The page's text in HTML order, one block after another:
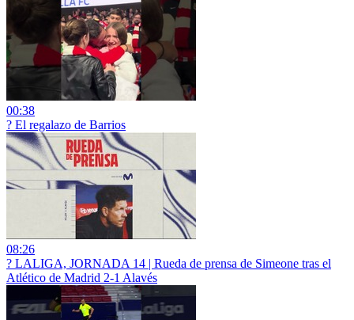
00:38
? El regalazo de Barrios
08:26
?️ LALIGA, JORNADA 14 | Rueda de prensa de Simeone tras el
Atlético de Madrid 2-1 Alavés